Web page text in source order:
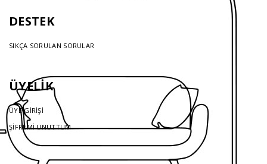
DESTEK
SIKÇA SORULAN SORULAR
ÜYELİK
ÜYE GİRİŞİ
ŞİFREMİ UNUTTUM